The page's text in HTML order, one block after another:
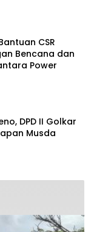
CSR
Bencana dan
Power
DPD II Golkar
Musda